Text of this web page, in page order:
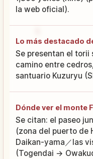
la web oficial).
Lo más destacado
Se presentan el torii
camino entre
santuario Kuzuryu
Dónde ver el monte
Se citan: el paseo
(zona del puerto de
Daikan-yama／las
(Togendai →